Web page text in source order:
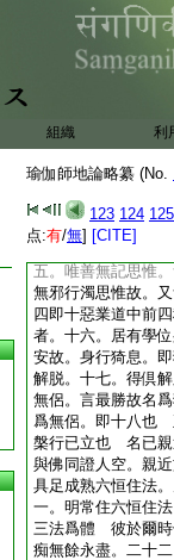
組織 利
瑜伽師地論略纂 (No.
123 124 125
点:有/無] [CITE]
煩惱亦高而最極。
迦 摧滅高幢者。
支者。第九。已斷
熟六支。即第十。
依。依法不依人。
又守護四念住等。
第十二。有學已離
最極遠離。又或離
獨一諦實者。十三
爲諦實 棄捨希求者
希求。無不與取故
五。唯善無記思惟
無邪行濁思惟故。
四即十惡業道中前
者。十六。居有學
安故。身行猗息。
解脱。十七。得倶
無侶。言最勝故名
爲無侶。即十八也
槃行已立也 名已親
與佛同證人空。親
具足成熟六恒住法
一。明常住六恒住
三法爲體 彼於爾時
痴無餘永盡。二十